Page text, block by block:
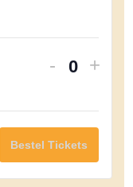
Verhoog
tickets
van
Losse
module
-
H
v
e
van
+
Bestel Tickets